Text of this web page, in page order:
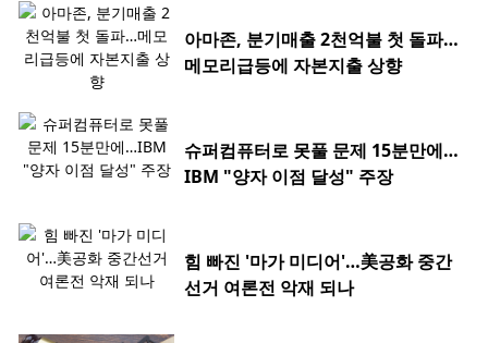
아마존, 분기매출 2천억불 첫 돌파…
메모리급등에 자본지출 상향
슈퍼컴퓨터로 못풀 문제 15분만에…
IBM "양자 이점 달성" 주장
힘 빠진 '마가 미디어'…美공화 중간
선거 여론전 악재 되나